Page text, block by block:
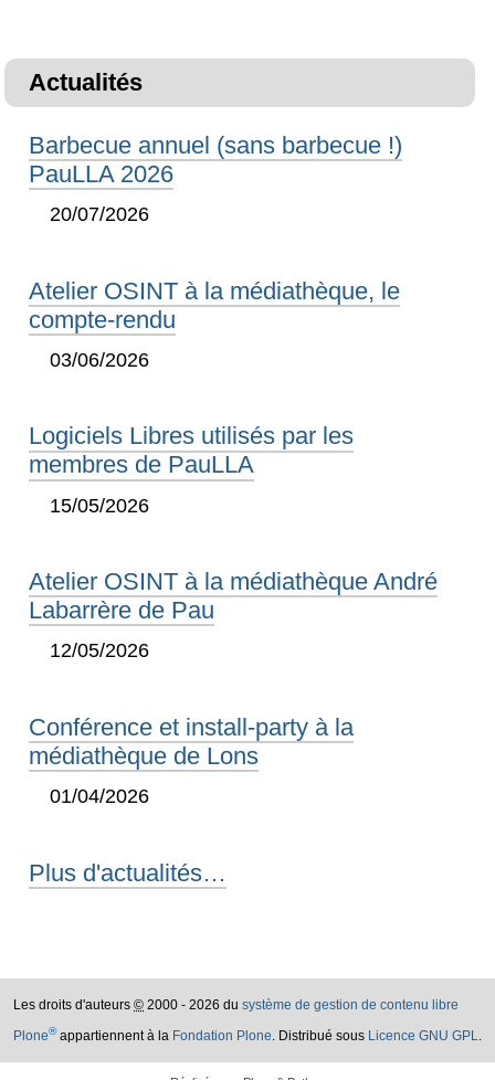
Actualités
Barbecue annuel (sans barbecue !)
PauLLA 2026
20/07/2026
Atelier OSINT à la médiathèque, le
compte-rendu
03/06/2026
Logiciels Libres utilisés par les
membres de PauLLA
15/05/2026
Atelier OSINT à la médiathèque André
Labarrère de Pau
12/05/2026
Conférence et install-party à la
médiathèque de Lons
01/04/2026
Plus d'actualités…
Les droits d'auteurs © 2000 - 2026 du système de gestion de contenu libre
Plone®appartiennent à la Fondation Plone. Distribué sous Licence GNU GPL.